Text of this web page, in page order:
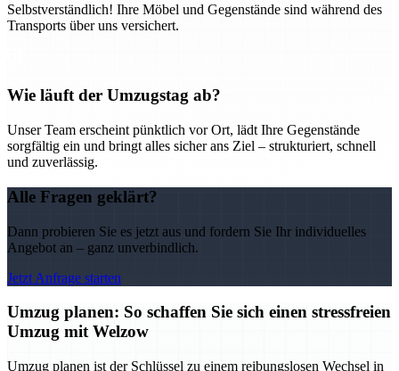
Selbstverständlich! Ihre Möbel und Gegenstände sind während des
Transports über uns versichert.
Wie läuft der Umzugstag ab?
Unser Team erscheint pünktlich vor Ort, lädt Ihre Gegenstände
sorgfältig ein und bringt alles sicher ans Ziel – strukturiert, schnell
und zuverlässig.
Alle Fragen geklärt?
Dann probieren Sie es jetzt aus und fordern Sie Ihr individuelles
Angebot an – ganz unverbindlich.
Jetzt Anfrage starten
Umzug planen: So schaffen Sie sich einen stressfreien
Umzug mit Welzow
Umzug planen ist der Schlüssel zu einem reibungslosen Wechsel in